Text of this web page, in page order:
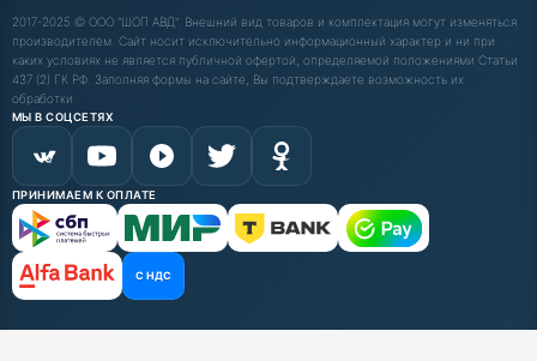
2017-2025 © ООО "ШОП АВД". Внешний вид товаров и комплектация могут изменяться
производителем. Сайт носит исключительно информационный характер и ни при
каких условиях не является публичной офертой, определяемой положениями Статьи
437 (2) ГК РФ. Заполняя формы на сайте, Вы подтверждаете возможность их
обработки.
МЫ В СОЦСЕТЯХ
ПРИНИМАЕМ К ОПЛАТЕ
С НДС